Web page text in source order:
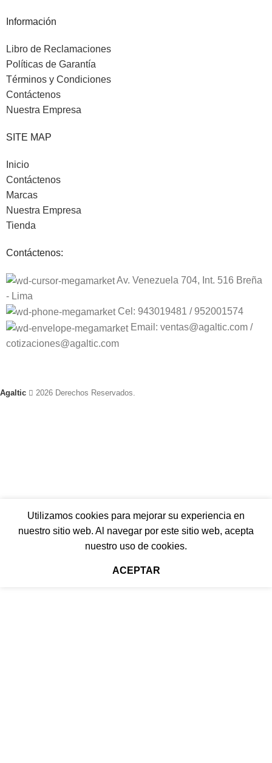
Información
Libro de Reclamaciones
Políticas de Garantía
Términos y Condiciones
Contáctenos
Nuestra Empresa
SITE MAP
Inicio
Contáctenos
Marcas
Nuestra Empresa
Tienda
Contáctenos:
Av. Venezuela 704, Int. 516 Breña
- Lima
Cel: 943019481 / 952001574
Email: ventas@agaltic.com /
cotizaciones@agaltic.com
Agaltic 2026 Derechos Reservados.
Utilizamos cookies para mejorar su experiencia en
nuestro sitio web. Al navegar por este sitio web, acepta
nuestro uso de cookies.
ACEPTAR